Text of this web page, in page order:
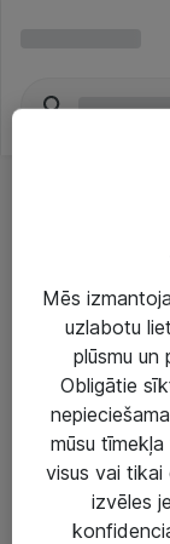
Risinājumi
IT serviss un
IT infrastruktūra
Darba vietu IT
Serveri un datu
Mēs
uzlabotu
plūsmu un
Obligātie
mūsu
visus vai
izvēles